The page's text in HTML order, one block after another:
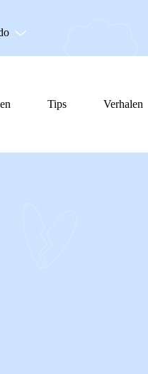
Tips Verhalen